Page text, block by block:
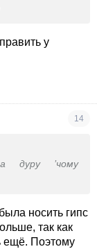
у
14
дуру ’чому
взяв ножиці,
підняти
вгору. На моє
носить гипс
так как
ещё. Поэтому